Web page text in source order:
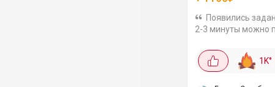
Появились
2-3 минуты можно
деньги реально
чём суть: Яндекс1K°